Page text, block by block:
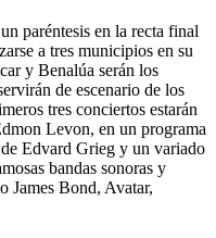
paréntesis en la recta final
a tres municipios en su
y Benalúa serán los
de escenario de los
tres conciertos estarán
Levon, en un programa
Edvard Grieg y un variado
bandas sonoras y
James Bond, Avatar,